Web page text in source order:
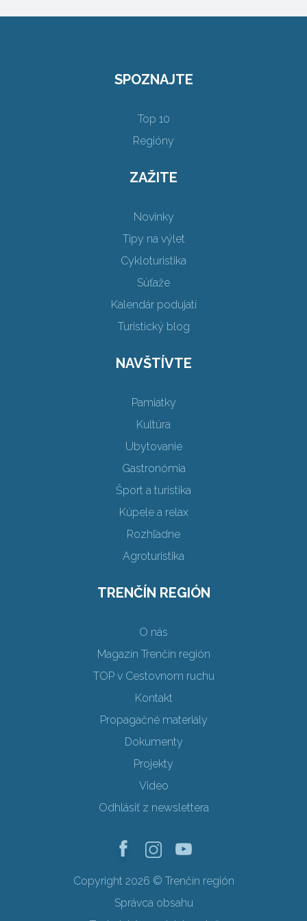
SPOZNAJTE
Top 10
Regióny
ZAŽITE
Novinky
Tipy na výlet
Cykloturistika
Súťaže
Kalendár podujatí
Turistický blog
NAVŠTÍVTE
Pamiatky
Kultúra
Ubytovanie
Gastronómia
Šport a turistika
Kúpele a relax
Rozhľadne
Agroturistika
TRENČÍN REGIÓN
O nás
Magazín Trenčín región
TOP v Cestovnom ruchu
Kontakt
Propagačné materiály
Dokumenty
Projekty
Video
Odhlásiť z newslettera
Copyright 2026 © Trenčín región
Správca obsahu